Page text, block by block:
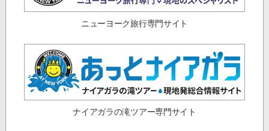
ニューヨーク旅行専門サイト
ナイアガラの滝ツアー専門サイト